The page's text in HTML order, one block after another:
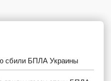
сбили БПЛА Украины